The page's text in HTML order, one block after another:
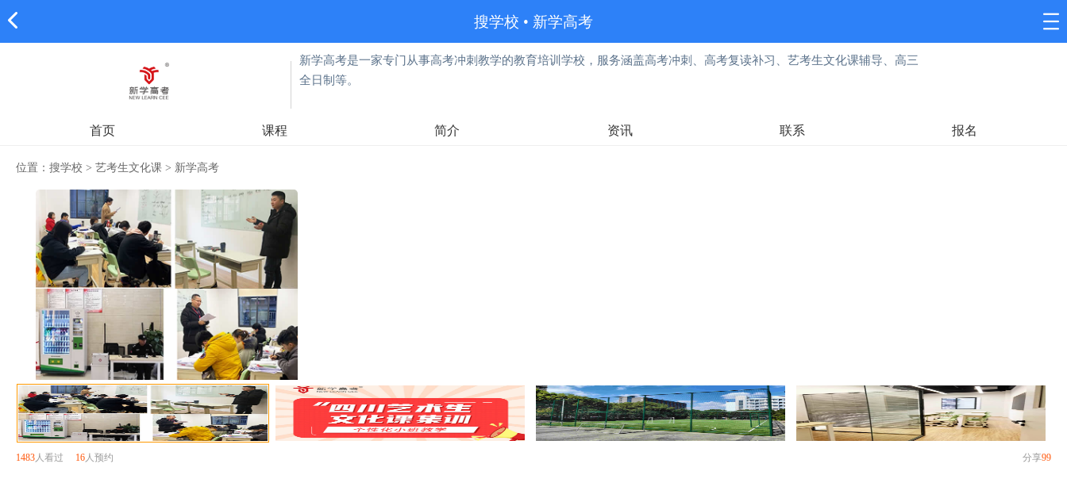
搜学校 • 新学高考
新学高考是一家专门从事高考冲刺教学的教育培训学校，服务涵盖高考冲刺、高考复读补习、艺考生文化课辅导、高三
全日制等。
首页 课程 简介 资讯 联系 报名
位置： 搜学校 > 艺考生文化课 > 新学高考
1483人看过 16人预约 分享99